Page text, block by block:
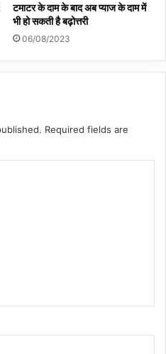
टमाटर के दाम के बाद अब प्याज के दाम में
भी हो सकती है बढ़ोत्तरी
06/08/2023
Required fields are